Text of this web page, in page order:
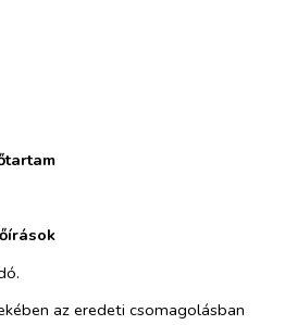
az eredeti csomagolásban